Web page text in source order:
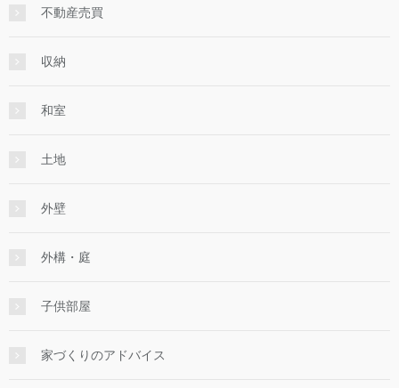
不動産売買
収納
和室
土地
外壁
外構・庭
子供部屋
家づくりのアドバイス